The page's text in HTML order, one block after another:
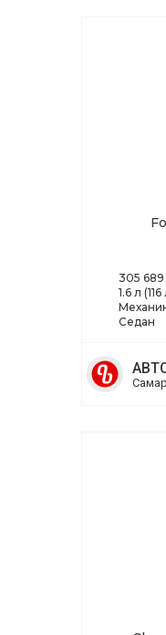
305 689
1.6 л (116
Седан